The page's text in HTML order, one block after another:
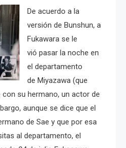
De acuerdo a la
versión de Bunshun, a
Fukawara se le
vió pasar la noche en
el departamento
de Miyazawa (que
su hermano, un actor de
aunque se dice que el
de Sae y que por esa
al departamento, el